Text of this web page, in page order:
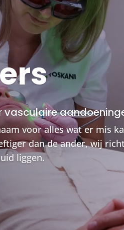
vasculaire
voor alles wat er mis
dan de ander, wij
liggen.